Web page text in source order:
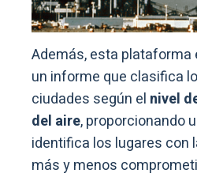
Además, esta plataforma
un informe que clasifica
ciudades según el nivel
del aire, proporcionando
identifica los lugares con
más y menos